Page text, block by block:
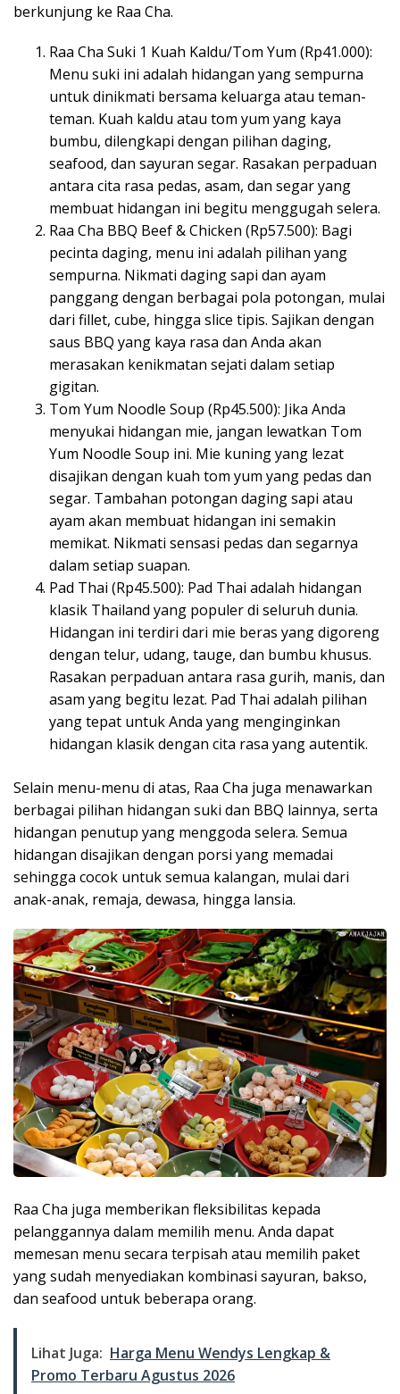
berkunjung ke Raa Cha.
Raa Cha Suki 1 Kuah Kaldu/Tom Yum (Rp41.000):
Menu suki ini adalah hidangan yang sempurna
untuk dinikmati bersama keluarga atau teman-
teman. Kuah kaldu atau tom yum yang kaya
bumbu, dilengkapi dengan pilihan daging,
seafood, dan sayuran segar. Rasakan perpaduan
antara cita rasa pedas, asam, dan segar yang
membuat hidangan ini begitu menggugah selera.
Raa Cha BBQ Beef & Chicken (Rp57.500): Bagi
pecinta daging, menu ini adalah pilihan yang
sempurna. Nikmati daging sapi dan ayam
panggang dengan berbagai pola potongan, mulai
dari fillet, cube, hingga slice tipis. Sajikan dengan
saus BBQ yang kaya rasa dan Anda akan
merasakan kenikmatan sejati dalam setiap
gigitan.
Tom Yum Noodle Soup (Rp45.500): Jika Anda
menyukai hidangan mie, jangan lewatkan Tom
Yum Noodle Soup ini. Mie kuning yang lezat
disajikan dengan kuah tom yum yang pedas dan
segar. Tambahan potongan daging sapi atau
ayam akan membuat hidangan ini semakin
memikat. Nikmati sensasi pedas dan segarnya
dalam setiap suapan.
Pad Thai (Rp45.500): Pad Thai adalah hidangan
klasik Thailand yang populer di seluruh dunia.
Hidangan ini terdiri dari mie beras yang digoreng
dengan telur, udang, tauge, dan bumbu khusus.
Rasakan perpaduan antara rasa gurih, manis, dan
asam yang begitu lezat. Pad Thai adalah pilihan
yang tepat untuk Anda yang menginginkan
hidangan klasik dengan cita rasa yang autentik.
Selain menu-menu di atas, Raa Cha juga menawarkan
berbagai pilihan hidangan suki dan BBQ lainnya, serta
hidangan penutup yang menggoda selera. Semua
hidangan disajikan dengan porsi yang memadai
sehingga cocok untuk semua kalangan, mulai dari
anak-anak, remaja, dewasa, hingga lansia.
Raa Cha juga memberikan fleksibilitas kepada
pelanggannya dalam memilih menu. Anda dapat
memesan menu secara terpisah atau memilih paket
yang sudah menyediakan kombinasi sayuran, bakso,
dan seafood untuk beberapa orang.
Lihat Juga: Harga Menu Wendys Lengkap &
Promo Terbaru Agustus 2026